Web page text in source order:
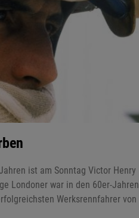
ist am Sonntag Victor Henry
Londoner war in den 60er-Jahren
Werksrennfahrer von